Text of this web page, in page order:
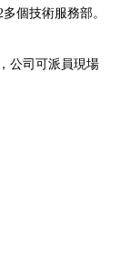
個技術服務部。
公司可派員現場